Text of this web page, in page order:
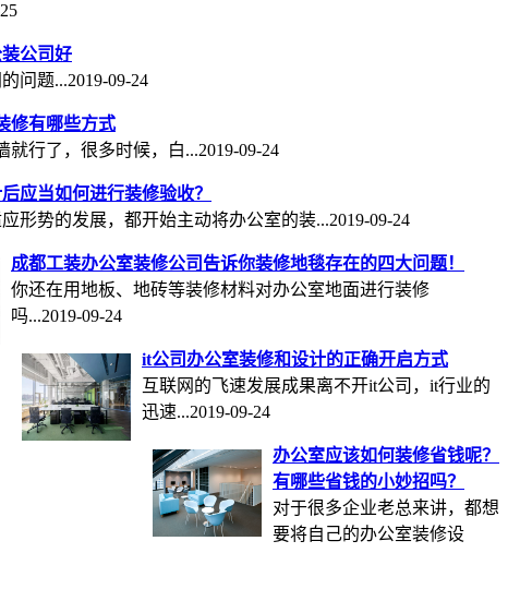
公司好
问题...2019-09-24
修有哪些方式
就行了，很多时候，白...2019-09-24
应当如何进行装修验收？
形势的发展，都开始主动将办公室的装...2019-09-24
成都工装办公室装修公司告诉你装修地毯存在的四大问题！
你还在用地板、地砖等装修材料对办公室地面进行装修
吗...2019-09-24
it公司办公室装修和设计的正确开启方式
互联网的飞速发展成果离不开it公司，it行业的
迅速...2019-09-24
办公室应该如何装修省钱呢？
有哪些省钱的小妙招吗？
对于很多企业老总来讲，都想
要将自己的办公室装修设